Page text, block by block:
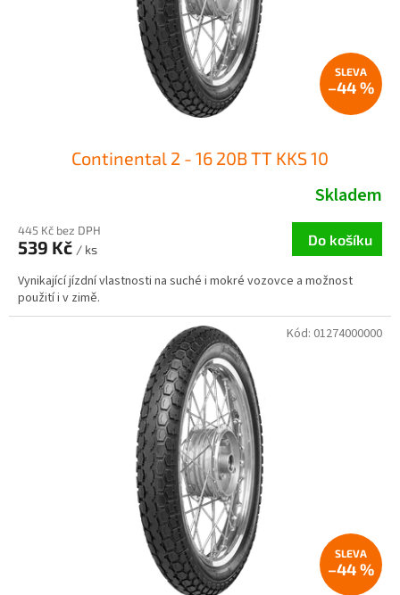
–44 %
Continental 2 - 16 20B TT KKS 10
Skladem
445 Kč bez DPH
539 Kč / ks
Do košíku
Vynikající jízdní vlastnosti na suché i mokré vozovce a možnost
použití i v zimě.
–44 %
Kód: 01274000000